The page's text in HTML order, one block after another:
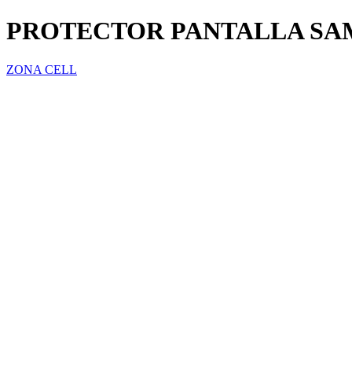
PROTECTOR PANTALLA
ZONA CELL